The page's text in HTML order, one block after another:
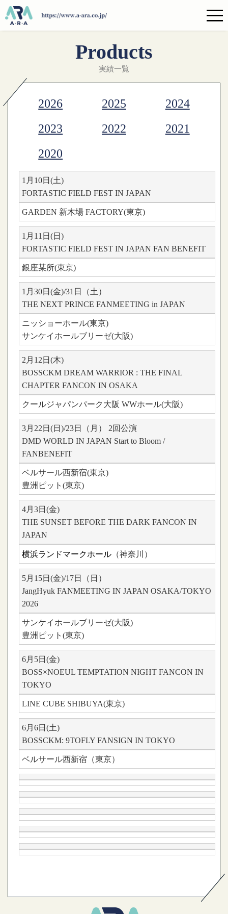
Products
実績一覧
2026 2025
2024
2023
2022
2021
2020
1月10日(土)
FORTASTIC FIELD FEST IN JAPAN
GARDEN 新木場 FACTORY(東京)
1月11日(日)
FORTASTIC FIELD FEST IN JAPAN FAN BENEFIT
銀座某所(東京)
1月30日(金)/31日（土）
THE NEXT PRINCE FANMEETING in JAPAN
ニッショーホール(東京)
サンケイホールブリーゼ(大阪)
2月12日(木)
BOSSCKM DREAM WARRIOR : THE FINAL
CHAPTER FANCON IN OSAKA
クールジャパンパーク大阪 WWホール(大阪)
3月22日(日)/23日（月） 2回公演
DMD WORLD IN JAPAN Start to Bloom /
FANBENEFIT
ベルサール西新宿(東京)
豊洲ピット(東京)
4月3日(金)
THE SUNSET BEFORE THE DARK FANCON IN
JAPAN
横浜ランドマークホール（神奈川）
5月15日(金)/17日（日）
JangHyuk FANMEETING IN JAPAN OSAKA/TOKYO
2026
サンケイホールブリーゼ(大阪)
豊洲ピット(東京)
6月5日(金)
BOSS×NOEUL TEMPTATION NIGHT FANCON IN
TOKYO
LINE CUBE SHIBUYA(東京)
6月6日(土)
BOSSCKM: 9TOFLY FANSIGN IN TOKYO
ベルサール西新宿（東京）